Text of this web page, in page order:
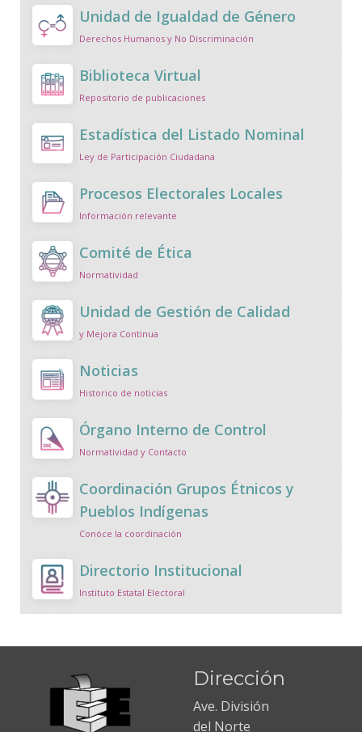
Unidad de Igualdad de Género
Derechos Humanos y No Discriminación
Biblioteca Virtual
Repositorio de publicaciones
Estadística del Listado Nominal
Ley de Participación Ciudadana
Procesos Electorales Locales
Información relevante
Comité de Ética
Normatividad
Unidad de Gestión de Calidad
y Mejora Continua
Noticias
Historico de noticias
Órgano Interno de Control
Normatividad y Contacto
Coordinación Grupos Étnicos y
Pueblos Indígenas
Conóce la coordinación
Directorio Institucional
Instituto Estatal Electoral
Dirección
Ave. División
del Norte